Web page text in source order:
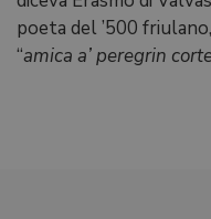
poeta del ’500
“amica a’ peregrin